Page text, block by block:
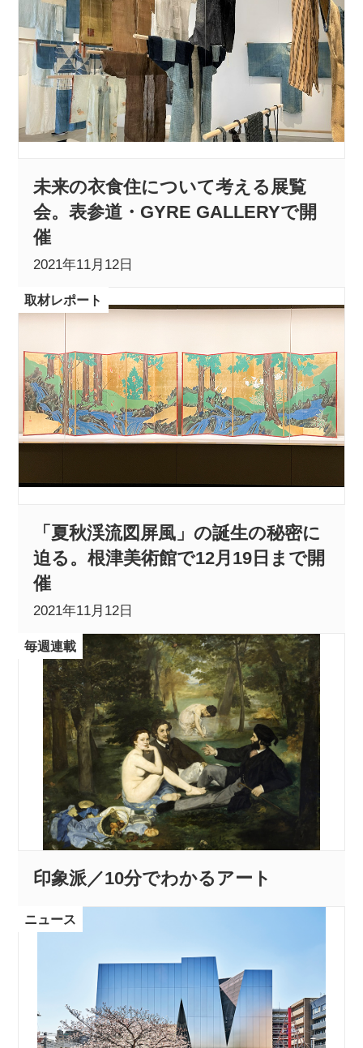
未来の衣食住について考える展覧
会。表参道・GYRE GALLERYで開
催
2021年11月12日
取材レポート
「夏秋渓流図屏風」の誕生の秘密に
迫る。根津美術館で12月19日まで開
催
2021年11月12日
毎週連載
印象派／10分でわかるアート
ニュース